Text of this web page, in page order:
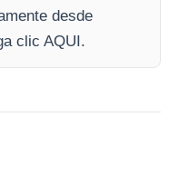
desde
clic AQUI.